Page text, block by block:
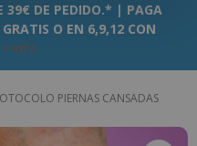
39€ DE PEDIDO.* | PAGA
O EN 6,9,12 CON
+info
PIERNAS CANSADAS